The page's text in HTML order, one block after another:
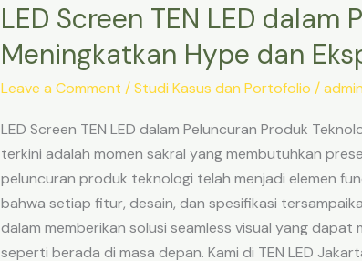
LED Screen TEN LED dalam
Meningkatkan Hype dan
Leave a Comment /Studi Kasus dan Portofolio /admin
LED Screen TEN LED dalam Peluncuran Produk
terkini adalah momen sakral yang membutuhkan
peluncuran produk teknologi telah menjadi elemen
bahwa setiap fitur, desain, dan spesifikasi
dalam memberikan solusi seamless visual yang
seperti berada di masa depan. Kami di TEN LED
LED
TEN
LED
Peluncuran
Produk
Teknologi
Terkini:
Meningkatkan